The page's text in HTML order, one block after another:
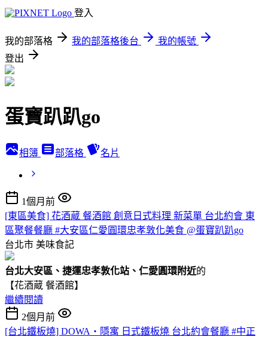
登入
我的部落格 我的部落格後台
我的帳號
登出
蛋寶趴趴go
相簿 部落格 名片
1個月前
[東區美食] 花酒蔵 餐酒館 創意日式料理 新菜單 台北約會 東
區聚餐餐廳 #大安區仁愛圓環忠孝敦化美食 @蛋寶趴趴go
台北市 美味食記
台北大安區、捷運忠孝敦化站、仁愛圓環附近的
【花酒蔵 餐酒館】
繼續閱讀
2個月前
[台北鐵板燒] DOWA・隱寓 日式鐵板燒 台北約會餐廳 #中正